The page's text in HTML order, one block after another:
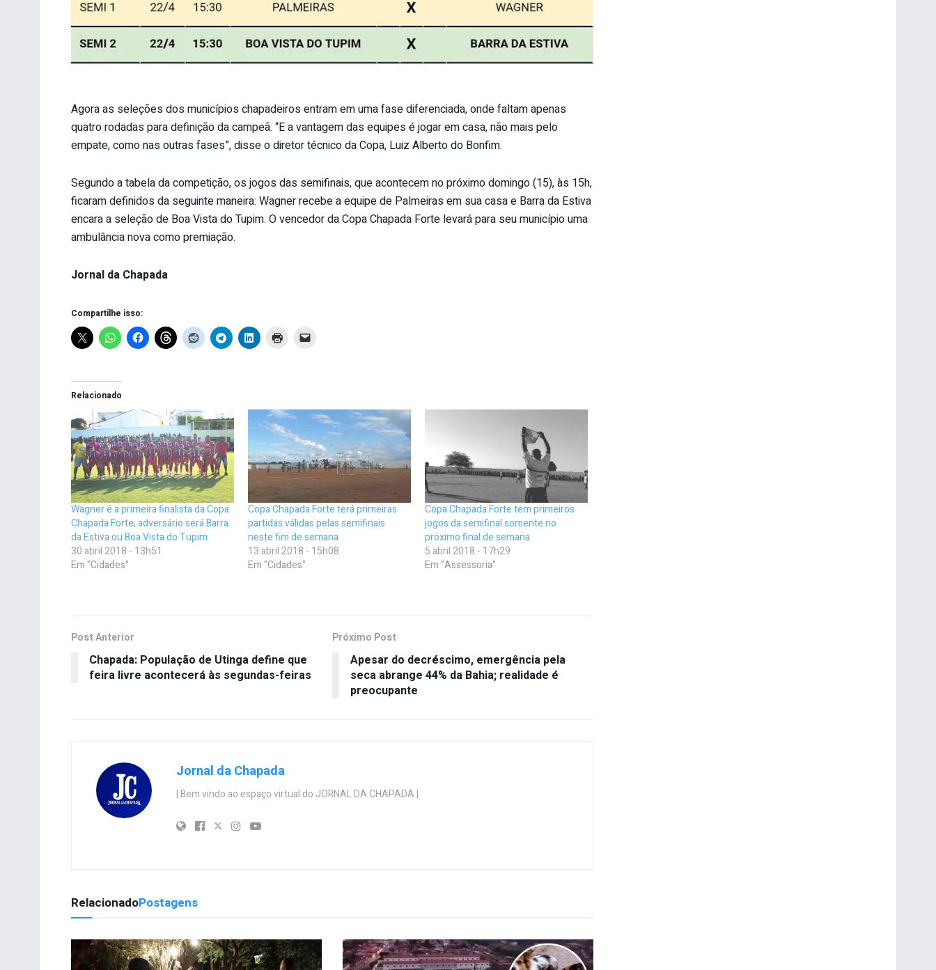
Agora as seleções dos municípios chapadeiros entram em uma fase diferenciada, onde faltam apenas
quatro rodadas para definição da campeã. “E a vantagem das equipes é jogar em casa, não mais pelo
empate, como nas outras fases”, disse o diretor técnico da Copa, Luiz Alberto do Bonfim.
Segundo a tabela da competição, os jogos das semifinais, que acontecem no próximo domingo (15), às 15h,
ficaram definidos da seguinte maneira: Wagner recebe a equipe de Palmeiras em sua casa e Barra da Estiva
encara a seleção de Boa Vista do Tupim. O vencedor da Copa Chapada Forte levará para seu município uma
ambulância nova como premiação.
Jornal da Chapada
Compartilhe isso:
Relacionado
Wagner é a primeira finalista da Copa
Chapada Forte; adversário será Barra
da Estiva ou Boa Vista do Tupim
30 abril 2018 - 13h51
Em "Cidades"
Copa Chapada Forte terá primeiras
partidas válidas pelas semifinais
neste fim de semana
13 abril 2018 - 15h08
Em "Cidades"
Copa Chapada Forte tem primeiros
jogos da semifinal somente no
próximo final de semana
5 abril 2018 - 17h29
Em "Assessoria"
Post Anterior
Chapada: População de Utinga define que
feira livre acontecerá às segundas-feiras
Próximo Post
Apesar do decréscimo, emergência pela
seca abrange 44% da Bahia; realidade é
preocupante
Jornal da Chapada
| Bem vindo ao espaço virtual do JORNAL DA CHAPADA |
RelacionadoPostagens